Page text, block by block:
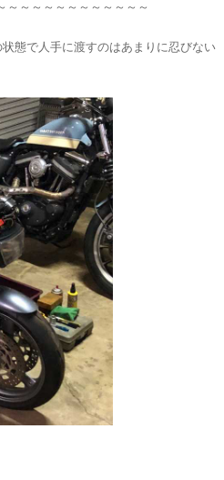
～～～～～～～～～～～～
態で人手に渡すのはあまりに忍びない